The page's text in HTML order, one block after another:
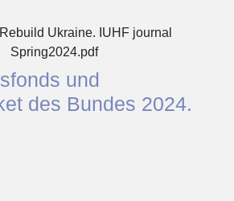
Ukraine. IUHF journal
Spring2024.pdf
und
des Bundes 2024.